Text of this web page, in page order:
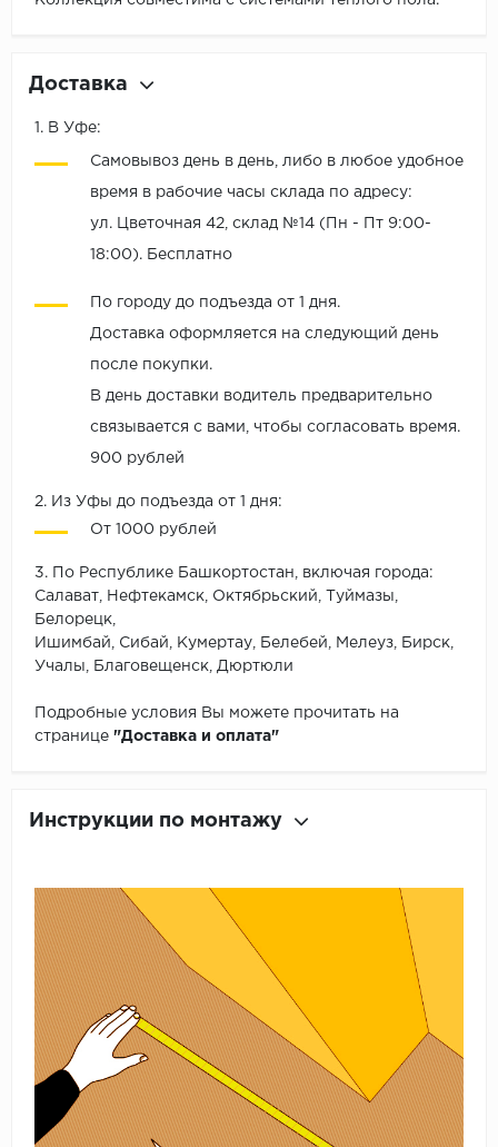
Доставка
1. В Уфе:
Самовывоз день в день, либо в любое удобное
время в рабочие часы склада по адресу:
ул. Цветочная 42, склад №14 (Пн - Пт 9:00-
18:00). Бесплатно
По городу до подъезда от 1 дня.
Доставка оформляется на следующий день
после покупки.
В день доставки водитель предварительно
связывается с вами, чтобы согласовать время.
900 рублей
2. Из Уфы до подъезда от 1 дня:
От 1000 рублей
3. По Республике Башкортостан, включая города:
Салават, Нефтекамск, Октябрьский, Туймазы,
Белорецк,
Ишимбай, Сибай, Кумертау, Белебей, Мелеуз, Бирск,
Учалы, Благовещенск, Дюртюли
Подробные условия Вы можете прочитать на
странице "Доставка и оплата"
Инструкции по монтажу